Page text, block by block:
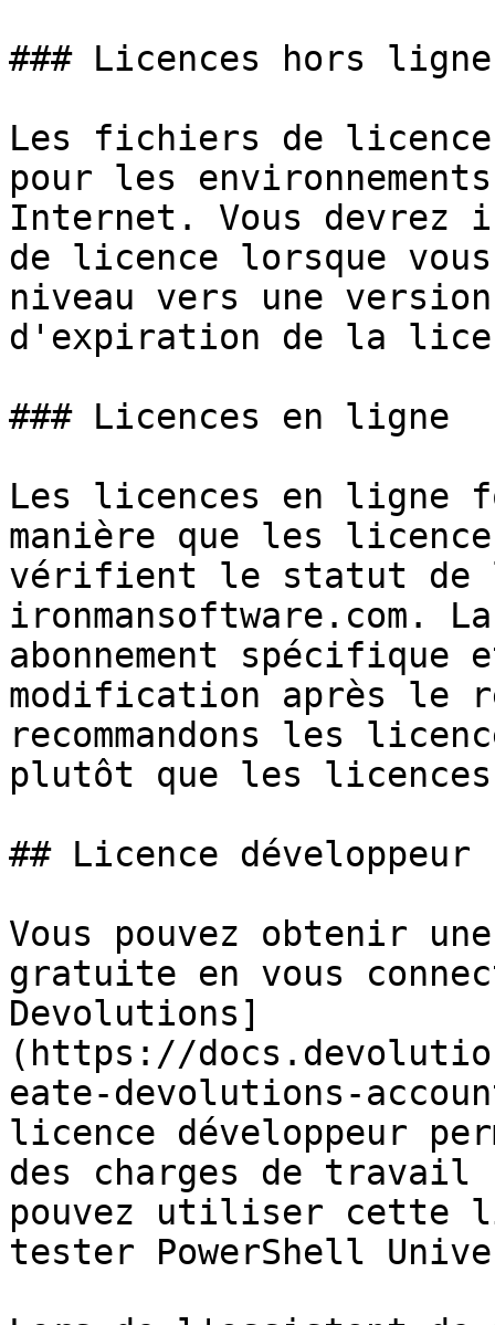
### Licences hors ligne
Les fichiers de
pour les
Internet. Vous devrez
de licence lorsque
niveau vers une
d'expiration de la
### Licences en ligne
Les licences en ligne
manière que les
vérifient le statut de
ironmansoftware.com.
abonnement
modification après le
recommandons les
plutôt que les
## Licence développeur
Vous pouvez obtenir
gratuite en vous
Devolutions]
(https://
eate-devolutions-
licence développeur
des charges de travail
pouvez utiliser cette
tester PowerShell